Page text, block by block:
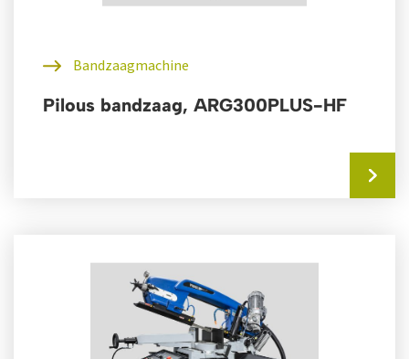
Bandzaagmachine
Pilous bandzaag, ARG300PLUS-HF